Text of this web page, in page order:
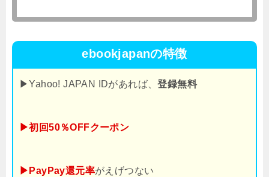
ebookjapanの特徴
▶Yahoo! JAPAN IDがあれば、登録無料
▶初回50％OFFクーポン
▶PayPay還元率がえげつない